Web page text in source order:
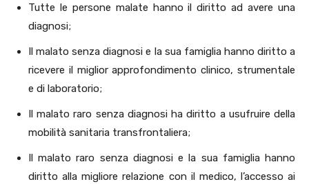
Tutte le persone malate hanno il diritto ad avere una
diagnosi;
Il malato senza diagnosi e la sua famiglia hanno diritto a
ricevere il miglior approfondimento clinico, strumentale
e di laboratorio;
Il malato raro senza diagnosi ha diritto a usufruire della
mobilità sanitaria transfrontaliera;
Il malato raro senza diagnosi e la sua famiglia hanno
diritto alla migliore relazione con il medico, l’accesso ai